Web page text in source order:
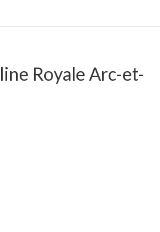
Royale Arc-et-